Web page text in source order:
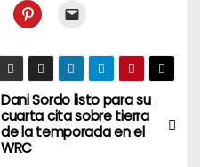
Dani Sordo listo para su
cuarta cita sobre tierra
de la temporada en el
WRC